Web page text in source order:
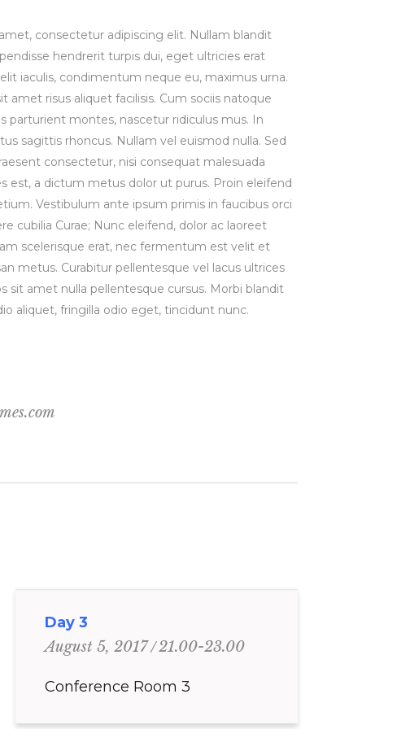
consectetur adipiscing elit. Nullam blandit
hendrerit turpis dui, eget ultricies erat
iaculis, condimentum neque eu, maximus urna.
amet risus aliquet facilisis. Cum sociis natoque
parturient montes, nascetur ridiculus mus. In
sagittis rhoncus. Nullam vel euismod nulla. Sed
consectetur, nisi consequat malesuada
est, a dictum metus dolor ut purus. Proin eleifend
Vestibulum ante ipsum primis in faucibus orci
cubilia Curae; Nunc eleifend, dolor ac laoreet
scelerisque erat, nec fermentum est velit et
metus. Curabitur pellentesque vel lacus ultrices
sit amet nulla pellentesque cursus. Morbi blandit
aliquet, fringilla odio eget, tincidunt nunc.
Day 3
August 5, 2017
21.00-23.00
Conference Room 3